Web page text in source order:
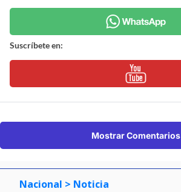
Suscríbete en:
Mostrar Comentarios
Nacional > Noticia